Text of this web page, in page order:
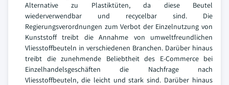
Alternative zu Plastiktüten, da diese Beutel
wiederverwendbar und recycelbar sind. Die
Regierungsverordnungen zum Verbot der Einzelnutzung von
Kunststoff treibt die Annahme von umweltfreundlichen
Vliesstoffbeuteln in verschiedenen Branchen. Darüber hinaus
treibt die zunehmende Beliebtheit des E-Commerce bei
Einzelhandelsgeschäften die Nachfrage nach
Vliesstoffbeuteln, die leicht und stark sind. Darüber hinaus